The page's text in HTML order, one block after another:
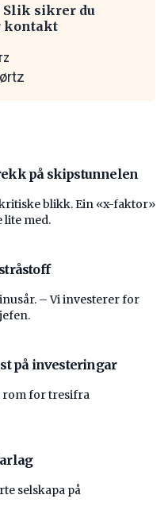
Slik sikrer du
kontakt
på skipstunnelen
blikk. Ein «x-faktor»
med.
– Vi investerer for
på investeringar
rom for tresifra
selskapa på